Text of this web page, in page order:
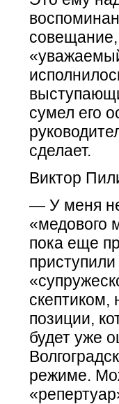
совещание,
сумел его
сделает.
Виктор
— У меня
«медового
пока еще
скептиком,
позиции,
будет уже
режиме.